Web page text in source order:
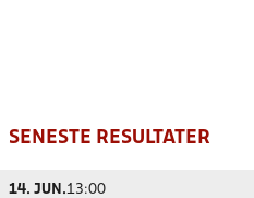
SENESTE RESULTATER
14. JUN.13:00